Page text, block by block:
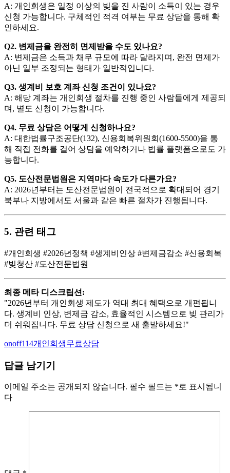
A: 개인회생은 일정 이상의 빚을 진 사람이 소득이 있는 경우
신청 가능합니다. 구체적인 적격 여부는 무료 상담을 통해 확
인하세요.
Q2. 변제금을 완전히 면제받을 수도 있나요?
A: 변제금은 소득과 채무 규모에 따라 달라지며, 완전 면제가
아닌 일부 조정되는 형태가 일반적입니다.
Q3. 생계비 보호 계좌 신청 조건이 있나요?
A: 해당 계좌는 개인회생 절차를 진행 중인 사람들에게 제공되
며, 별도 신청이 가능합니다.
Q4. 무료 상담은 어떻게 신청하나요?
A: 대한법률구조공단(132), 신용회복위원회(1600-5500)을 통
해 직접 전화를 걸어 상담을 예약하거나 법률 플랫폼으로도 가
능합니다.
Q5. 도산전문법원은 지역마다 속도가 다른가요?
A: 2026년부터는 도산전문법원이 전국적으로 확대되어 경기
북부나 지방에서도 서울과 같은 빠른 절차가 진행됩니다.
5. 관련 태그
#개인회생 #2026년정책 #생계비인상 #변제금감소 #신용회복
#빚청산 #도산전문법원
최종 메타 디스크립션:
"2026년부터 개인회생 제도가 역대 최대 혜택으로 개편됩니
다. 생계비 인상, 변제금 감소, 효율적인 시스템으로 빚 관리가
더 쉬워집니다. 무료 상담 신청으로 새 출발하세요!"
Author
onoff114Categories
개인회생무료상담
답글 남기기
이메일 주소는 공개되지 않습니다. 필수 필드는 *로 표시됩니
다